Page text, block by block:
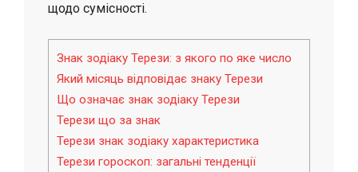
щодо сумісності.
Знак зодіаку Терези: з якого по яке число
Який місяць відповідає знаку Терези
Що означає знак зодіаку Терези
Терези що за знак
Терези знак зодіаку характеристика
Терези гороскоп: загальні тенденції